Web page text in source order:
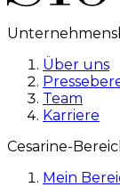
Über uns
Team
Karriere
Cesarine-
Mein